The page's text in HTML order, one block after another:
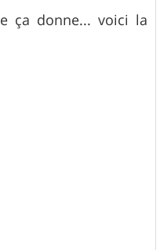
ça donne... voici la